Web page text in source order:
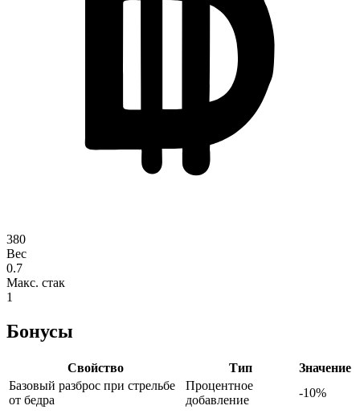
380
Вес
0.7
Макс. стак
1
Бонусы
Свойство Тип
Значение
Базовый разброс при стрельбе
от бедра
Процентное
добавление
-10%